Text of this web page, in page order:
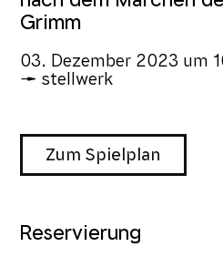
Grimm
03. Dezember 2023 um
stellwerk
Zum Spielplan
Reservierung